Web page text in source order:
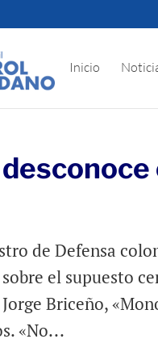
Inicio
de Defensa
el supuesto
Briceño,
«No...